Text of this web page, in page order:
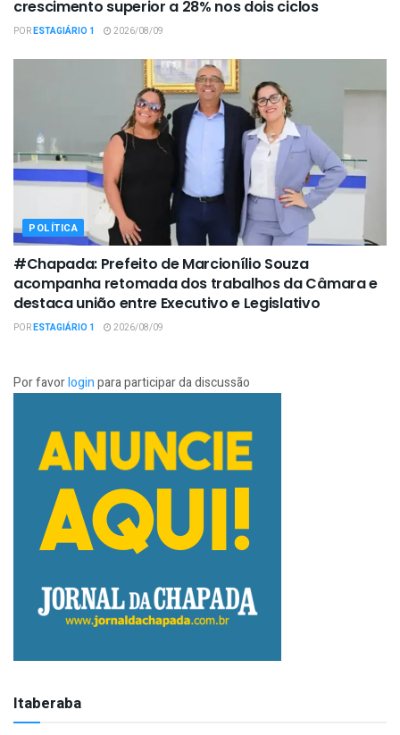
crescimento superior a 28% nos dois ciclos
PORESTAGIÁRIO 1 2026/08/09
POLÍTICA
#Chapada: Prefeito de Marcionílio Souza
acompanha retomada dos trabalhos da Câmara e
destaca união entre Executivo e Legislativo
PORESTAGIÁRIO 1 2026/08/09
Por favorloginpara participar da discussão
Itaberaba